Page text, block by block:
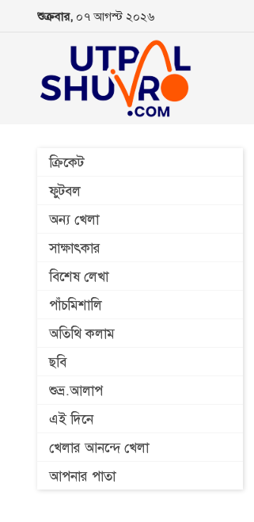
শুক্রবার, ০৭ আগস্ট ২০২৬
ক্রিকেট
ফুটবল
অন্য খেলা
সাক্ষাৎকার
বিশেষ লেখা
পাঁচমিশালি
অতিথি কলাম
ছবি
শুভ্র.আলাপ
এই দিনে
খেলার আনন্দে খেলা
আপনার পাতা